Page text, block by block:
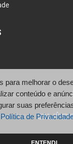
- http://
por
para melhorar o
conteúdo e
suas
Política de